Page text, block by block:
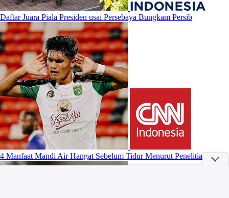
Daftar Juara Piala Presiden usai Persebaya Bungkam Persib
4 Manfaat Mandi Air Hangat Sebelum Tidur Menurut Penelitian